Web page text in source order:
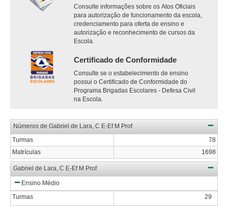
Consulte informações sobre os Atos Oficiais
para autorização de funcionamento da escola,
credenciamento para oferta de ensino e
autorização e reconhecimento de cursos da
Escola.
Certificado de Conformidade
Consulte se o estabelecimento de ensino
possui o Certificado de Conformidade do
Programa Brigadas Escolares - Defesa Civil
na Escola.
Números de Gabriel de Lara, C E-Ef M Prof
Turmas
78
Matrículas
1698
Gabriel de Lara, C E-Ef M Prof
Ensino Médio
Turmas
29